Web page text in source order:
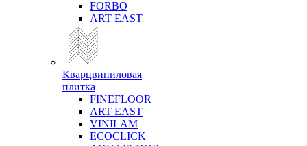
FORBO
ART EAST
Кварцвиниловая
плитка
FINEFLOOR
ART EAST
VINILAM
ECOCLICK